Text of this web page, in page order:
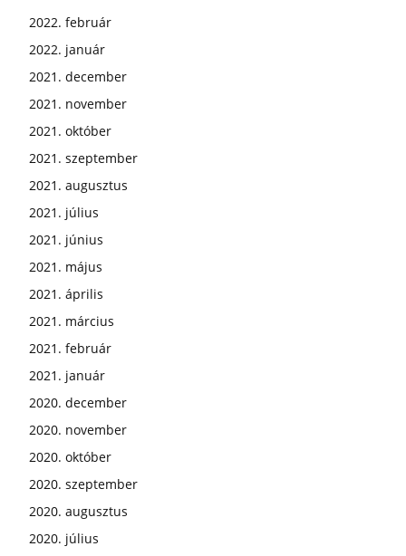
2022. február
2022. január
2021. december
2021. november
2021. október
2021. szeptember
2021. augusztus
2021. július
2021. június
2021. május
2021. április
2021. március
2021. február
2021. január
2020. december
2020. november
2020. október
2020. szeptember
2020. augusztus
2020. július